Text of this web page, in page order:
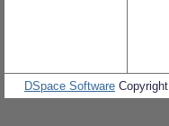
DSpace Software